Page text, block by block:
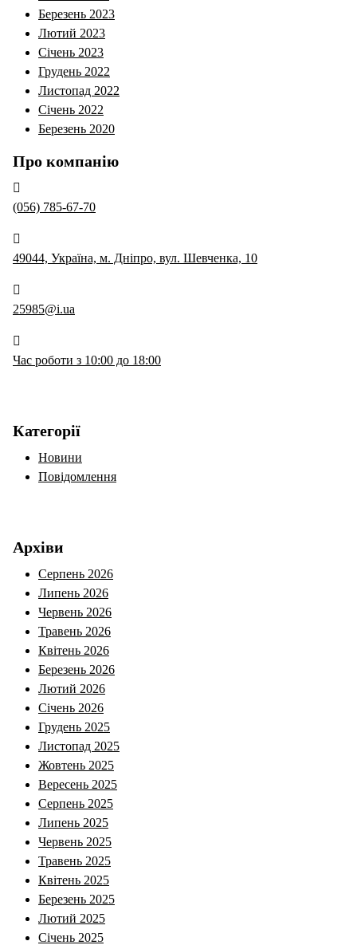
Березень 2023
Лютий 2023
Січень 2023
Грудень 2022
Листопад 2022
Січень 2022
Березень 2020
Про компанію
(056) 785-67-70
49044, Україна, м. Дніпро, вул. Шевченка, 10
25985@i.ua
Час роботи з 10:00 до 18:00
Категорії
Новини
Повідомлення
Архіви
Серпень 2026
Липень 2026
Червень 2026
Травень 2026
Квітень 2026
Березень 2026
Лютий 2026
Січень 2026
Грудень 2025
Листопад 2025
Жовтень 2025
Вересень 2025
Серпень 2025
Липень 2025
Червень 2025
Травень 2025
Квітень 2025
Березень 2025
Лютий 2025
Січень 2025